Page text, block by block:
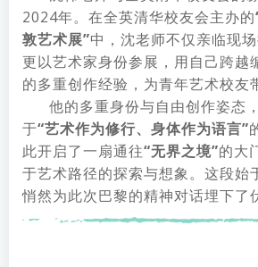
2024年。在全英清华校友会主办的
敦艺术展”中，沈老师不仅亲临现
更以艺术家身份参展，用自己跨越
的多重创作经验，为青年艺术校友
他的多重身份与自由创作姿态
于“艺术作为修行、身体作为语言”
此开启了一扇通往“无界之境”的大
于艺术路径的探索与想象。这段始
悄然为此次巴黎的精神对话埋下了